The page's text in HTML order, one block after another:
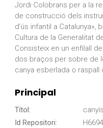
Jordi Colobrans per a la
de construcció dels
d’ús infantil a
Cultura de la Generalitat
Consisteix en un enfilall
dos braços per sobre de
canya esberlada o raspall
Principal
Títol:
canyís
Id Repositori: